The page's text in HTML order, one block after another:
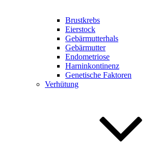
Brustkrebs
Eierstock
Gebärmutterhals
Gebärmutter
Endometriose
Harninkontinenz
Genetische Faktoren
Verhütung